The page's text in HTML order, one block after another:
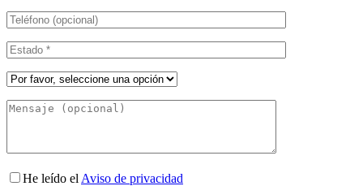
He leído el Aviso de privacidad